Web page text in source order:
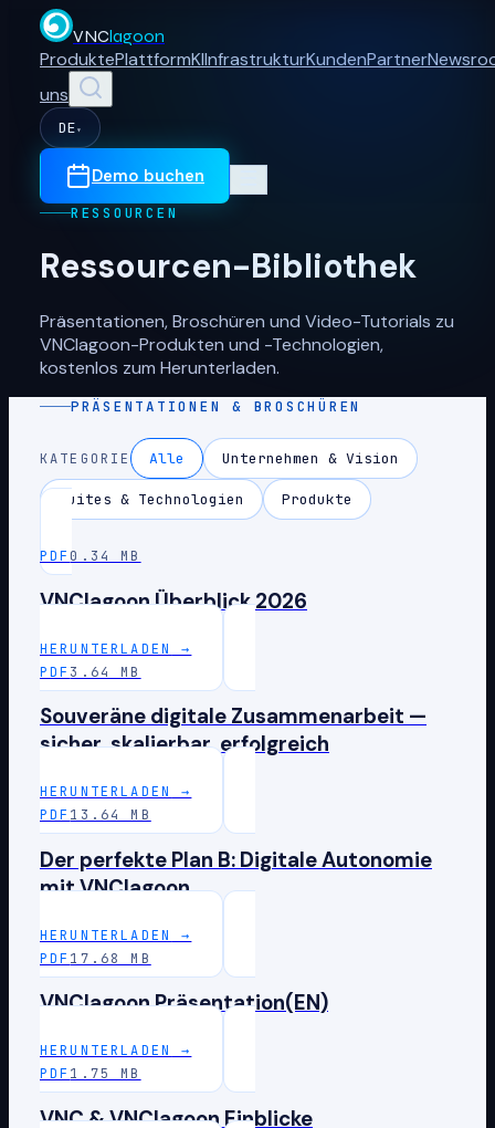
VNClagoon
ProduktePlattformKIInfrastrukturKundenPartner
uns
DE ▾
Demo buchen
RESSOURCEN
Ressourcen-Bibliothek
Präsentationen, Broschüren und Video-Tutorials zu
VNClagoon-Produkten und -Technologien,
kostenlos zum Herunterladen.
PRÄSENTATIONEN & BROSCHÜREN
KATEGORIE Alle Unternehmen & Vision
Suites & Technologien Produkte
PDF0.34 MB
VNClagoon Überblick 2026
HERUNTERLADEN
→
PDF 3.64 MB
Souveräne digitale Zusammenarbeit —
sicher, skalierbar, erfolgreich
HERUNTERLADEN
→
PDF 13.64 MB
Der perfekte Plan B: Digitale Autonomie
mit VNClagoon
HERUNTERLADEN
→
PDF 17.68 MB
VNClagoon Präsentation(EN)
HERUNTERLADEN
→
PDF 1.75 MB
VNC & VNClagoon Einblicke